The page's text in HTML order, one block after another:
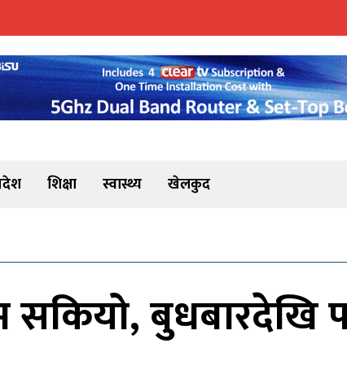
शिक्षा स्वास्थ्य खेलकुद
बुधबारदेखि